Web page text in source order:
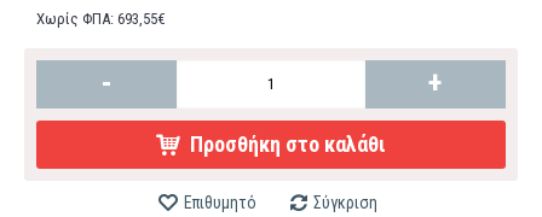
Χωρίς ΦΠΑ: 693,55€
- +
Προσθήκη στο καλάθι
Επιθυμητό Σύγκριση